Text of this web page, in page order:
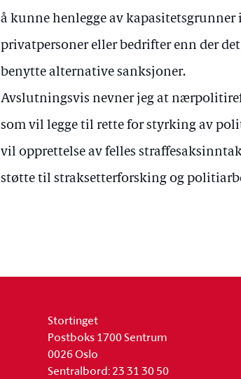
å kunne henlegge av kapasitetsgrunner
privatpersoner eller bedrifter enn der
benytte alternative sanksjoner.
Avslutningsvis nevner jeg at
som vil legge til rette for styrking av
vil opprettelse av felles
støtte til straksetterforsking og
Stortinget
Postboks 1700 Sentrum
0026 Oslo
Sentralbord: 23 31 30 50